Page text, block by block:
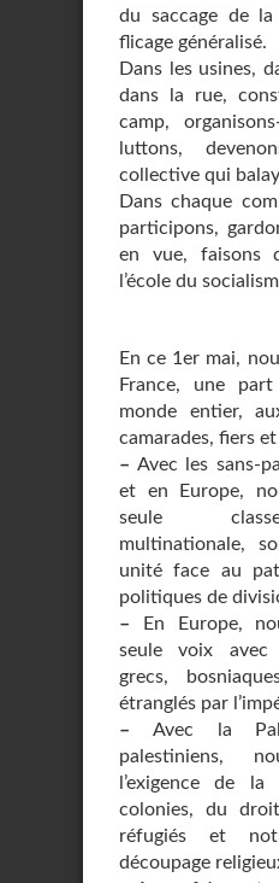
du saccage de la
flicage généralisé.
Dans les usines,
dans la rue,
camp,
luttons,
collective qui
Dans chaque
participons,
en vue, faisons
l’école du
En ce 1er mai,
France, une
monde entier,
camarades, fiers
– Avec les sans-
et en Europe,
seule
multinationale,
unité face au
politiques de
– En Europe,
seule voix avec
grecs,
étranglés par
– Avec la
palestiniens,
l’exigence de
colonies, du
réfugiés et
découpage